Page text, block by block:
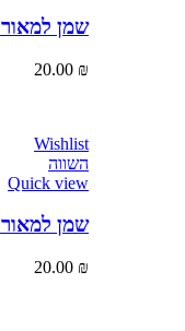
שמן למאור 1 ליטר סגול
20.00 ₪
Wishlist
השווה
Quick view
שמן למאור 1 ליטר תורכיז
20.00 ₪